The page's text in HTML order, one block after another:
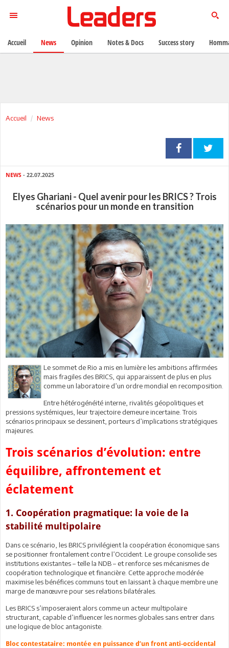
Accueil News
NEWS - 22.07.2025
Elyes Ghariani - Quel avenir pour les BRICS ? Trois
scénarios pour un monde en transition
Le sommet de Rio a mis en lumière les ambitions affirmées
mais fragiles des BRICS, qui apparaissent de plus en plus
comme un laboratoire d’un ordre mondial en recomposition.
Entre hétérogénéité interne, rivalités géopolitiques et
pressions systémiques, leur trajectoire demeure incertaine. Trois
scénarios principaux se dessinent, porteurs d’implications stratégiques
majeures.
Trois scénarios d’évolution: entre
équilibre, affrontement et
éclatement
1. Coopération pragmatique: la voie de la
stabilité multipolaire
Dans ce scénario, les BRICS privilégient la coopération économique sans
se positionner frontalement contre l’Occident. Le groupe consolide ses
institutions existantes – telle la NDB – et renforce ses mécanismes de
coopération technologique et financière. Cette approche modérée
maximise les bénéfices communs tout en laissant à chaque membre une
marge de manœuvre pour ses relations bilatérales.
Les BRICS s’imposeraient alors comme un acteur multipolaire
structurant, capable d’influencer les normes globales sans entrer dans
une logique de bloc antagoniste.
Bloc contestataire: montée en puissance d’un front anti-occidental
Accueil News Opinion Notes & Docs Success story